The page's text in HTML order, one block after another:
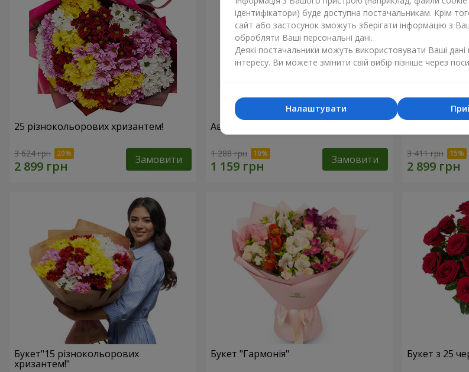
25 різнокольорових хризантем!
3 624 грн Замовити
Авторський букет "11 білих троянд!"
1 288 грн Замовити 3 411 грн
Букет"15 різнокольорових
хризантем!"
Букет "Гармонія" Букет з 25
ідентифікатори) буде доступна постачальникам. Крім
сайт або застосунок зможуть зберігати інформацію з
обробляти Ваші персональні дані.
Деякі постачальники можуть використовувати Ваші дані
інтересу. Ви можете змінити свій вибір пізніше через
Налаштувати